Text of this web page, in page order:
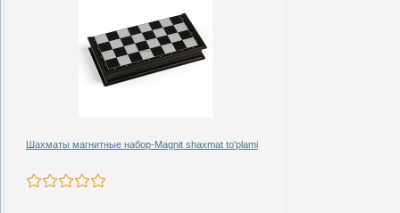
Шахматы магнитные набор-Magnit shaxmat to'plami